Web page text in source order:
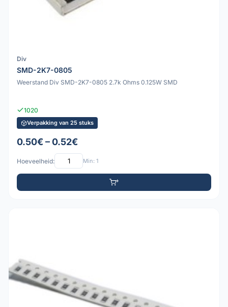
Div
SMD-2K7-0805
Weerstand Div SMD-2K7-0805 2.7k Ohms 0.125W SMD
1020
Verpakking van 25 stuks
0.50€ – 0.52€
Hoeveelheid: Min: 1